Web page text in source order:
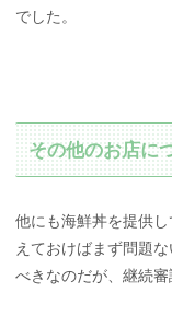
でした。
その他のお店に
他にも海鮮丼を提供
えておけばまず問題
べきなのだが、継続審